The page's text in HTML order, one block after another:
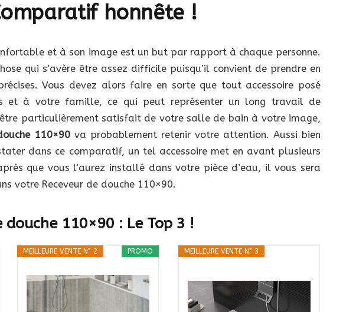
honnête !
et à son image est un but par rapport à chaque personne.
qui s’avère être assez difficile puisqu’il convient de prendre en
Vous devez alors faire en sorte que tout accessoire posé
et à votre famille, ce qui peut représenter un long travail de
particulièrement satisfait de votre salle de bain à votre image,
110×90va probablement retenir votre attention. Aussi bien
dans ce comparatif, un tel accessoire met en avant plusieurs
que vous l’aurez installé dans votre pièce d’eau, il vous sera
votre Receveur de douche 110×90.
110×90 : Le Top 3 !
PROMO
MEILLEURE VENTE N° 2 MEILLEURE VENTE N° 3